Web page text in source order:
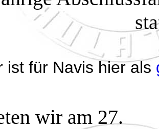
ist für Navis hier als
wir am 27.